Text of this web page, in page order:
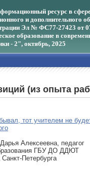
ресурс в
и дополнительного
Эл № ФС77-27423 от
образование в
- 2", октябрь, 2025
(из опыта
тот учителем не
Алексеевна, педагог
ГБУ ДО ДДЮТ
Петербурга